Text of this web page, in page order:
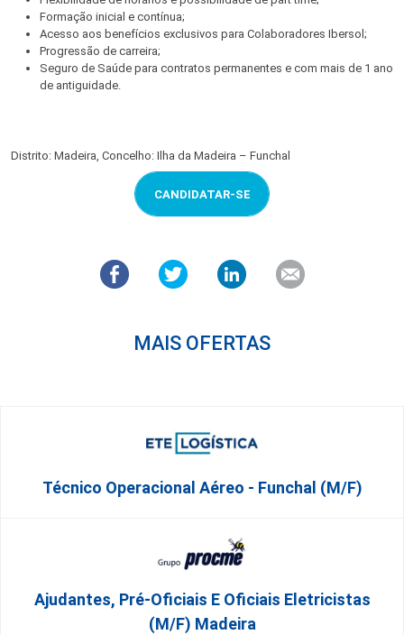
Formação inicial e contínua;
Acesso aos benefícios exclusivos para Colaboradores Ibersol;
Progressão de carreira;
Seguro de Saúde para contratos permanentes e com mais de 1 ano
de antiguidade.
Distrito: Madeira, Concelho: Ilha da Madeira – Funchal
CANDIDATAR-SE
MAIS OFERTAS
Técnico Operacional Aéreo - Funchal (m/f)
Ajudantes, Pré-Oficiais E Oficiais Eletricistas
(m/f) Madeira